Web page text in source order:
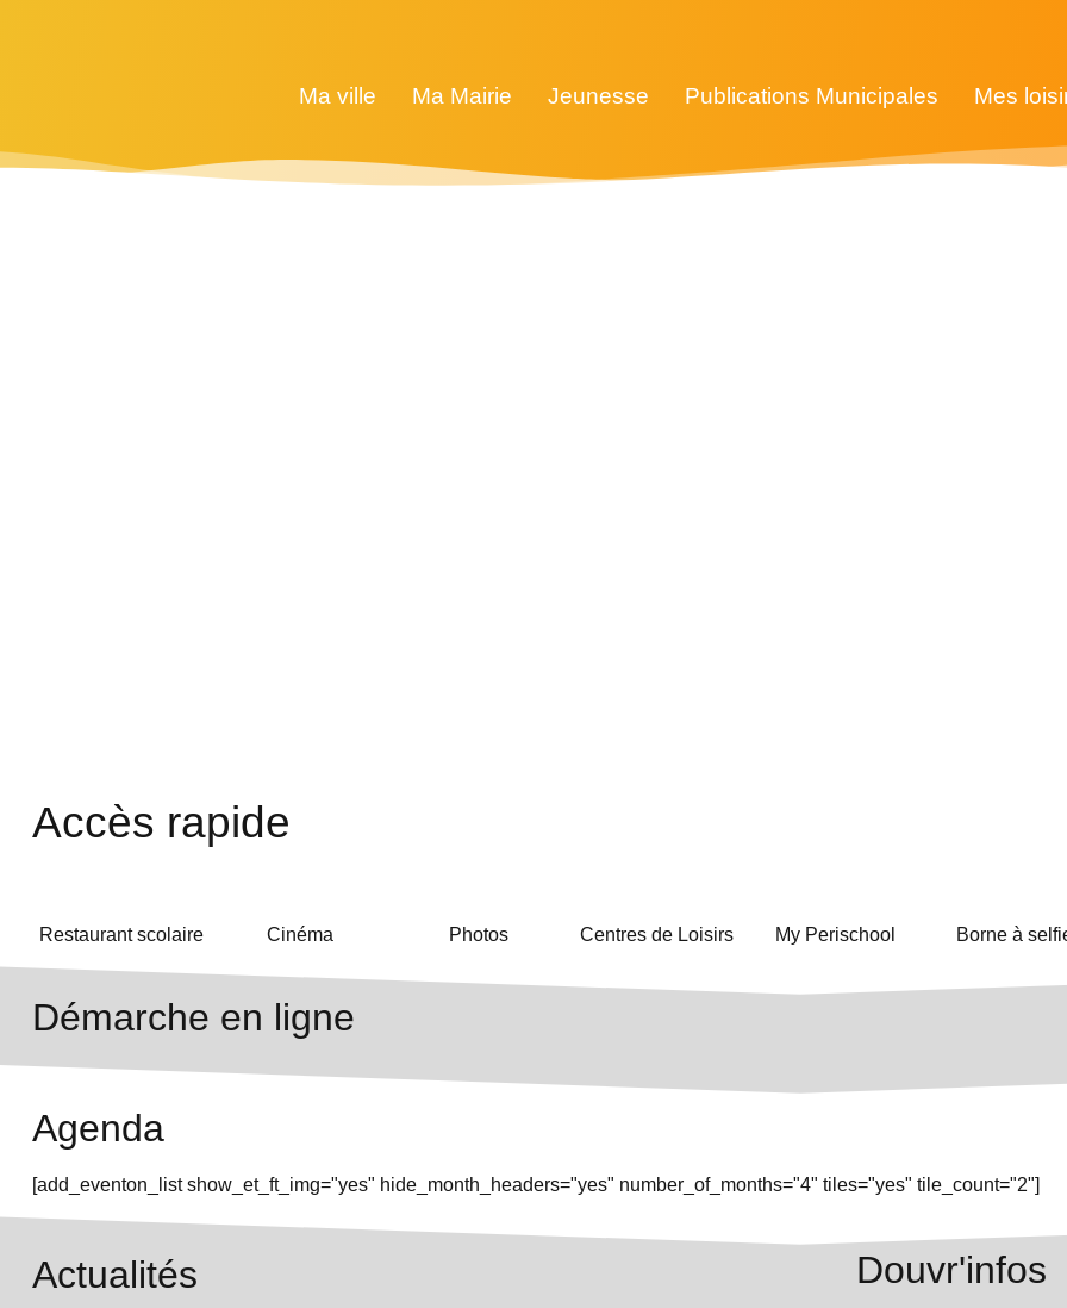
Ma ville Ma Mairie Jeunesse Publications Municipales Mes
Accès rapide
Restaurant scolaire Cinéma Photos Centres de Loisirs My Perischool Borne à
Démarche en ligne
Agenda
[add_eventon_list show_et_ft_img="yes" hide_month_headers="yes" number_of_months="4" tiles="yes" tile_count="2"]
Actualités Douvr'infos